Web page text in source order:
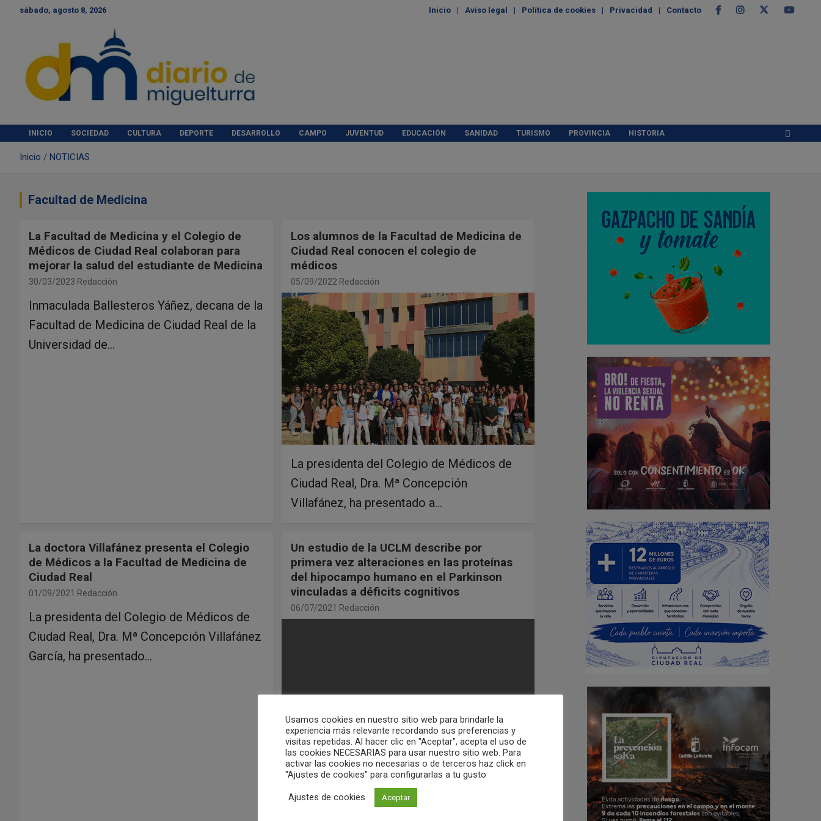
sábado, agosto 8, 2026 Inicio Aviso legal Política de cookies Privacidad Contacto
Diario de Miguelturra
INICIO SOCIEDAD CULTURA DEPORTE DESARROLLO CAMPO JUVENTUD EDUCACIÓN SANIDAD TURISMO PROVINCIA HISTORIA
Inicio NOTICIAS
Facultad de Medicina
La Facultad de Medicina y el Colegio de
Médicos de Ciudad Real colaboran para
mejorar la salud del estudiante de Medicina
30/03/2023 Redacción
Inmaculada Ballesteros Yáñez, decana de la
Facultad de Medicina de Ciudad Real de la
Universidad de…
Los alumnos de la Facultad de Medicina de
Ciudad Real conocen el colegio de
médicos
05/09/2022 Redacción
La presidenta del Colegio de Médicos de
Ciudad Real, Dra. Mª Concepción
Villafánez, ha presentado a…
La doctora Villafánez presenta el Colegio
de Médicos a la Facultad de Medicina de
Ciudad Real
01/09/2021 Redacción
La presidenta del Colegio de Médicos de
Ciudad Real, Dra. Mª Concepción Villafánez
García, ha presentado…
Un estudio de la UCLM describe por
primera vez alteraciones en las proteínas
del hipocampo humano en el Parkinson
vinculadas a déficits cognitivos
06/07/2021 Redacción
El grupo de investigación de
Neuroplasticidad y Neurodegeneración de
Usamos cookies en nuestro sitio web para brindarle la
experiencia más relevante recordando sus preferencias y
visitas repetidas. Al hacer clic en "Aceptar", acepta el uso de
las cookies NECESARIAS para usar nuestro sitio web. Para
activar las cookies no necesarias o de terceros haz click en
"Ajustes de cookies" para configurarlas a tu gusto
Ajustes de cookies Aceptar